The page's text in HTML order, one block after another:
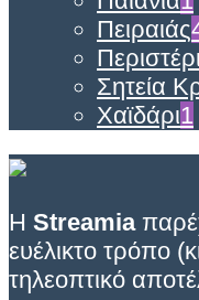
Πειραιάς
Περιστέρι
Σητεία
Χαϊδάρι1
Η Streamia
ευέλικτο τρόπο
τηλεοπτικό